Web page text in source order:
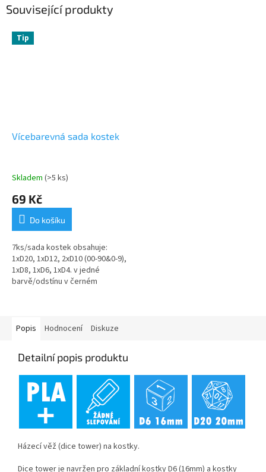
Související produkty
Tip
Vícebarevná sada kostek
Skladem (>5 ks)
69 Kč
Do košíku
7ks/sada kostek obsahuje:
1xD20, 1xD12, 2xD10 (00-90&0-9),
1xD8, 1xD6, 1xD4. v jedné
barvě/odstínu v černém
Popis Hodnocení Diskuze
Detailní popis produktu
Házecí věž (dice tower) na kostky.
Dice tower je navržen pro základní kostky D6 (16mm) a kostky